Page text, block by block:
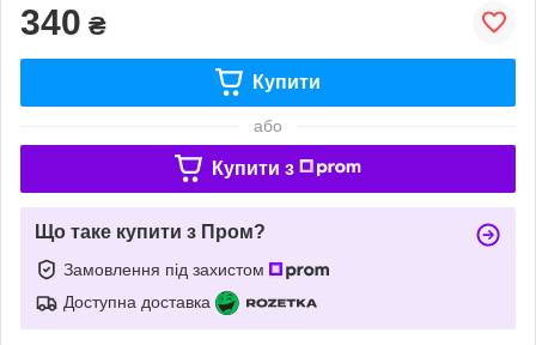
340 ₴
Купити
або
Купити з
Що таке купити з Пром?
Замовлення під захистом
Доступна доставка